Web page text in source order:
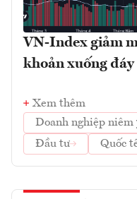
VN-Index giảm
khoản xuống đáy
Xem thêm
Doanh nghiệp niêm
Đầu tư
Quốc